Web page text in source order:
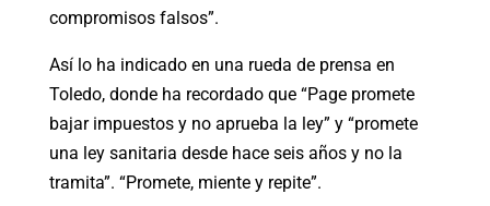
compromisos falsos”.
Así lo ha indicado en una rueda de prensa en
Toledo, donde ha recordado que “Page promete
bajar impuestos y no aprueba la ley” y “promete
una ley sanitaria desde hace seis años y no la
tramita”. “Promete, miente y repite”.